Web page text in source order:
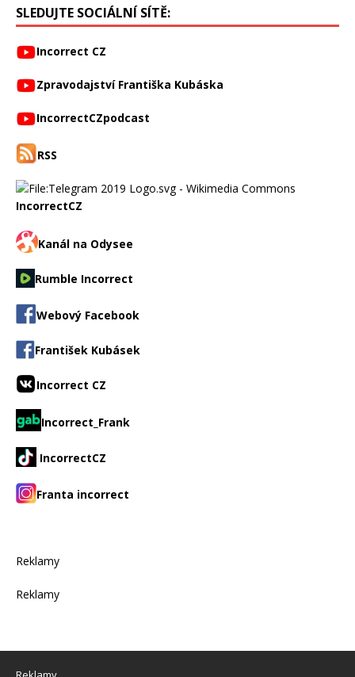
SLEDUJTE SOCIÁLNÍ SÍTĚ:
Incorrect CZ
Zpravodajství Františka Kubáska
IncorrectCZpodcast
RSS
IncorrectCZ
Kanál na Odysee
Rumble Incorrect
Webový Facebook
František Kubásek
Incorrect CZ
Incorrect_Frank
IncorrectCZ
Franta incorrect
Reklamy
Reklamy